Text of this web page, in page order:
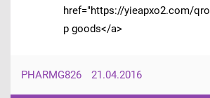
href="https://yieapxo2.com/
p goods</a>
PHARMG826 21.04.2016